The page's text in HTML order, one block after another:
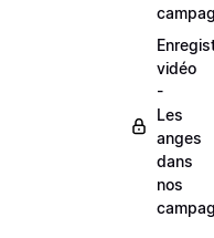
vidéo
-
Les
anges
dans
nos